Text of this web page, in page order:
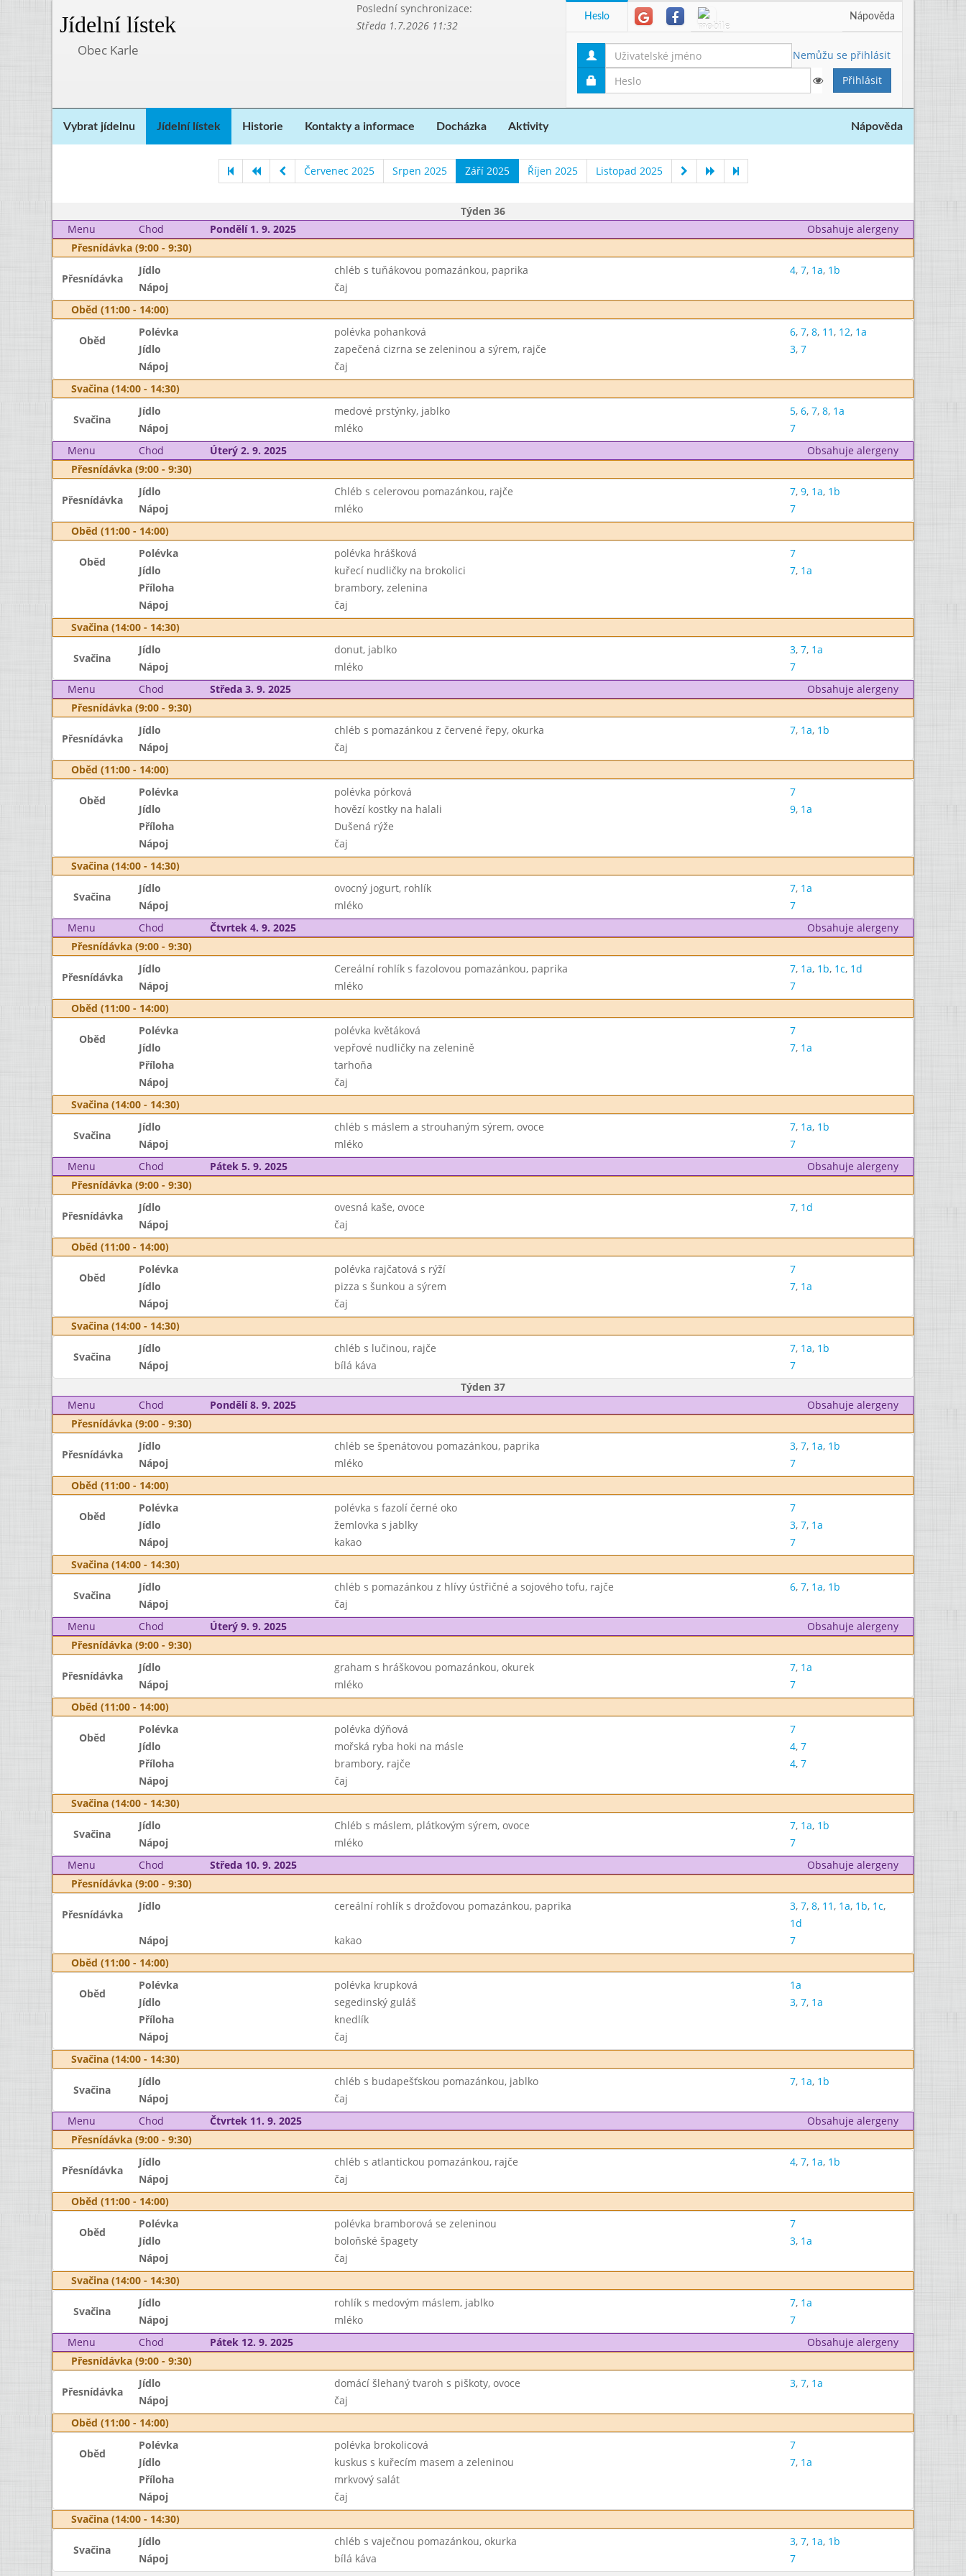
Jídelní lístek
Poslední synchronizace:
Středa 1.7.2026 11:32
Obec Karle
Heslo Nápověda
Nemůžu se přihlásit
Vybrat jídelnu Jídelní lístek Historie Kontakty a informace Docházka Aktivity Nápověda
Červenec 2025 Srpen 2025 Září 2025 Říjen 2025 Listopad 2025
Týden 36
Menu
Chod Pondělí 1. 9. 2025
Obsahuje alergeny
Přesnídávka (9:00 - 9:30)
Přesnídávka
Jídlo chléb s tuňákovou pomazánkou, paprika 4, 7, 1a, 1b
Nápoj
čaj
Oběd (11:00 - 14:00)
Oběd
Polévka polévka pohanková 6, 7, 8, 11, 12, 1a
Jídlo
zapečená cizrna se zeleninou a sýrem, rajče 3, 7
Nápoj
čaj
Svačina (14:00 - 14:30)
Svačina
Jídlo medové prstýnky, jablko 5, 6, 7, 8, 1a
Nápoj
mléko
7
Menu
Chod Úterý 2. 9. 2025
Obsahuje alergeny
Přesnídávka (9:00 - 9:30)
Přesnídávka
Jídlo Chléb s celerovou pomazánkou, rajče 7, 9, 1a, 1b
Nápoj
mléko
7
Oběd (11:00 - 14:00)
Oběd
Polévka polévka hrášková
7
Jídlo
kuřecí nudličky na brokolici 7, 1a
Příloha
brambory, zelenina
Nápoj
čaj
Svačina (14:00 - 14:30)
Svačina
Jídlo donut, jablko 3, 7, 1a
Nápoj
mléko
7
Menu
Chod Středa 3. 9. 2025
Obsahuje alergeny
Přesnídávka (9:00 - 9:30)
Přesnídávka
Jídlo chléb s pomazánkou z červené řepy, okurka 7, 1a, 1b
Nápoj
čaj
Oběd (11:00 - 14:00)
Oběd
Polévka polévka pórková
7
Jídlo
hovězí kostky na halali 9, 1a
Příloha
Dušená rýže
Nápoj
čaj
Svačina (14:00 - 14:30)
Svačina
Jídlo ovocný jogurt, rohlík 7, 1a
Nápoj
mléko
7
Menu
Chod Čtvrtek 4. 9. 2025
Obsahuje alergeny
Přesnídávka (9:00 - 9:30)
Přesnídávka
Jídlo Cereální rohlík s fazolovou pomazánkou, paprika 7, 1a, 1b, 1c, 1d
Nápoj
mléko
7
Oběd (11:00 - 14:00)
Oběd
Polévka polévka květáková
7
Jídlo
vepřové nudličky na zelenině 7, 1a
Příloha
tarhoňa
Nápoj
čaj
Svačina (14:00 - 14:30)
Svačina
Jídlo chléb s máslem a strouhaným sýrem, ovoce 7, 1a, 1b
Nápoj
mléko
7
Menu
Chod Pátek 5. 9. 2025
Obsahuje alergeny
Přesnídávka (9:00 - 9:30)
Přesnídávka
Jídlo ovesná kaše, ovoce 7, 1d
Nápoj
čaj
Oběd (11:00 - 14:00)
Oběd
Polévka polévka rajčatová s rýží
7
Jídlo
pizza s šunkou a sýrem 7, 1a
Nápoj
čaj
Svačina (14:00 - 14:30)
Svačina
Jídlo chléb s lučinou, rajče 7, 1a, 1b
Nápoj
bílá káva
7
Týden 37
Menu
Chod Pondělí 8. 9. 2025
Obsahuje alergeny
Přesnídávka (9:00 - 9:30)
Přesnídávka
Jídlo chléb se špenátovou pomazánkou, paprika 3, 7, 1a, 1b
Nápoj
mléko
7
Oběd (11:00 - 14:00)
Oběd
Polévka polévka s fazolí černé oko
7
Jídlo
žemlovka s jablky 3, 7, 1a
Nápoj
kakao
7
Svačina (14:00 - 14:30)
Svačina
Jídlo chléb s pomazánkou z hlívy ústřičné a sojového tofu, rajče 6, 7, 1a, 1b
Nápoj
čaj
Menu
Chod Úterý 9. 9. 2025
Obsahuje alergeny
Přesnídávka (9:00 - 9:30)
Přesnídávka
Jídlo graham s hráškovou pomazánkou, okurek 7, 1a
Nápoj
mléko
7
Oběd (11:00 - 14:00)
Oběd
Polévka polévka dýňová
7
Jídlo
mořská ryba hoki na másle 4, 7
Příloha
brambory, rajče 4, 7
Nápoj
čaj
Svačina (14:00 - 14:30)
Svačina
Jídlo Chléb s máslem, plátkovým sýrem, ovoce 7, 1a, 1b
Nápoj
mléko
7
Menu
Chod Středa 10. 9. 2025
Obsahuje alergeny
Přesnídávka (9:00 - 9:30)
Přesnídávka
Jídlo cereální rohlík s drožďovou pomazánkou, paprika 3, 7, 8, 11, 1a, 1b, 1c,
1d
Nápoj
kakao
7
Oběd (11:00 - 14:00)
Oběd
Polévka polévka krupková
1a
Jídlo
segedinský guláš 3, 7, 1a
Příloha
knedlík
Nápoj
čaj
Svačina (14:00 - 14:30)
Svačina
Jídlo chléb s budapešťskou pomazánkou, jablko 7, 1a, 1b
Nápoj
čaj
Menu
Chod Čtvrtek 11. 9. 2025
Obsahuje alergeny
Přesnídávka (9:00 - 9:30)
Přesnídávka
Jídlo chléb s atlantickou pomazánkou, rajče 4, 7, 1a, 1b
Nápoj
čaj
Oběd (11:00 - 14:00)
Oběd
Polévka polévka bramborová se zeleninou
7
Jídlo
boloňské špagety 3, 1a
Nápoj
čaj
Svačina (14:00 - 14:30)
Svačina
Jídlo rohlík s medovým máslem, jablko 7, 1a
Nápoj
mléko
7
Menu
Chod Pátek 12. 9. 2025
Obsahuje alergeny
Přesnídávka (9:00 - 9:30)
Přesnídávka
Jídlo domácí šlehaný tvaroh s piškoty, ovoce 3, 7, 1a
Nápoj
čaj
Oběd (11:00 - 14:00)
Oběd
Polévka polévka brokolicová
7
Jídlo
kuskus s kuřecím masem a zeleninou 7, 1a
Příloha
mrkvový salát
Nápoj
čaj
Svačina (14:00 - 14:30)
Svačina
Jídlo chléb s vaječnou pomazánkou, okurka 3, 7, 1a, 1b
Nápoj
bílá káva
7